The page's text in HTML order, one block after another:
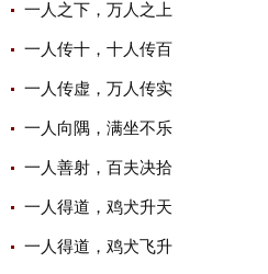
一人之下，万人之上
一人传十，十人传百
一人传虚，万人传实
一人向隅，满坐不乐
一人善射，百夫决拾
一人得道，鸡犬升天
一人得道，鸡犬飞升